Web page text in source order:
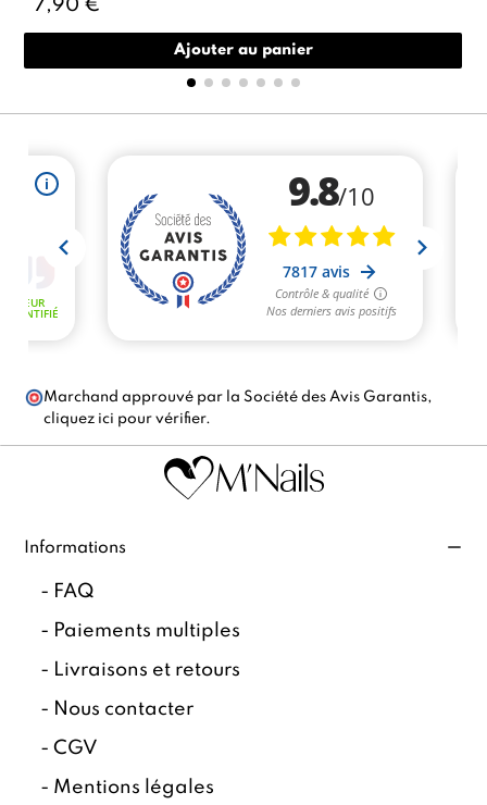
7,90 €
Ajouter au panier
Marchand approuvé par la Société des Avis Garantis,
cliquez ici pour vérifier.
Informations
- FAQ
- Paiements multiples
- Livraisons et retours
- Nous contacter
-CGV
- Mentions légales